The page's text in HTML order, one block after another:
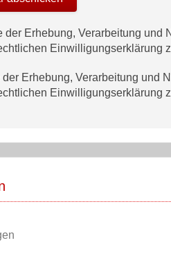
der Erhebung, Verarbeitung
Einwilligungserklärung
der Erhebung, Verarbeitung und
Einwilligungserklärung